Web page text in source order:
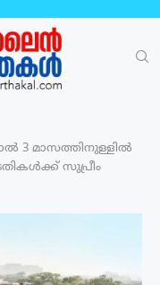
3 മാസത്തിനുള്ളിൽ
സുപ്രീം